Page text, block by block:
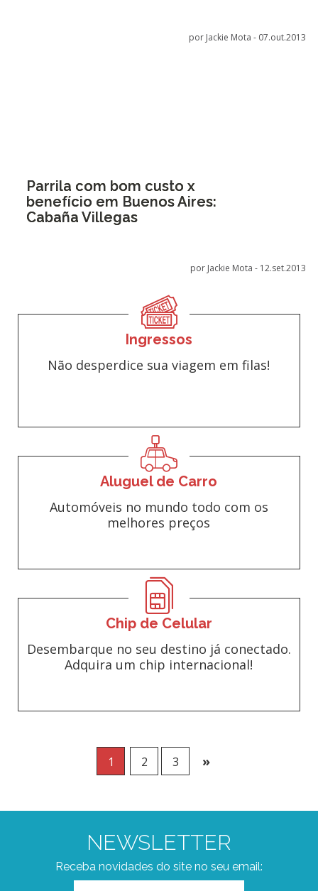
por Jackie Mota - 07.out.2013
Parrila com bom custo x
benefício em Buenos Aires:
Cabaña Villegas
por Jackie Mota - 12.set.2013
Ingressos
Não desperdice sua viagem em filas!
Aluguel de Carro
Automóveis no mundo todo com os
melhores preços
Chip de Celular
Desembarque no seu destino já conectado.
Adquira um chip internacional!
1 2 3 »
NEWSLETTER
Receba novidades do site no seu email: